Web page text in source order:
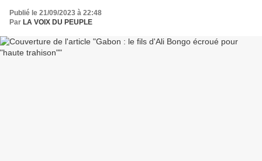
Publié le 21/09/2023 à 22:48
Par LA VOIX DU PEUPLE